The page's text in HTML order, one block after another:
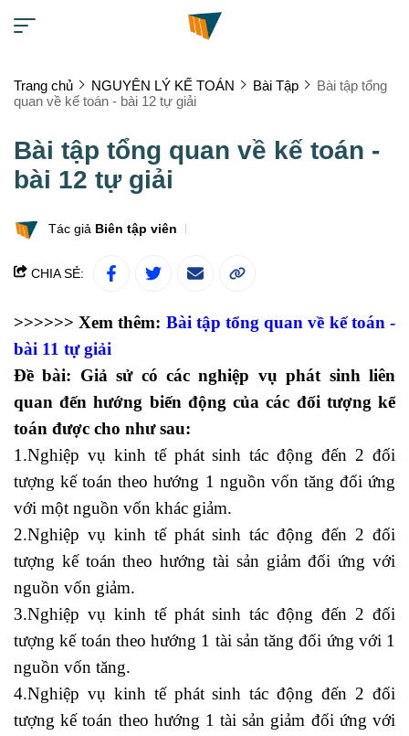
Trang chủ NGUYÊN LÝ KẾ TOÁN Bài Tập
Bài tập tổng
quan về kế toán - bài 12 tự giải
Bài tập tổng quan về kế toán -
bài 12 tự giải
Tác giả Biên tập viên
CHIA SẺ:
>>>>>> Xem thêm: Bài tập tổng quan về kế toán -
bài 11 tự giải
Đề bài: Giả sử có các nghiệp vụ phát sinh liên
quan đến hướng biến động của các đối tượng kế
toán được cho như sau:
1.Nghiệp vụ kinh tế phát sinh tác động đến 2 đối
tượng kế toán theo hướng 1 nguồn vốn tăng đối ứng
với một nguồn vốn khác giảm.
2.Nghiệp vụ kinh tế phát sinh tác động đến 2 đối
tượng kế toán theo hướng tài sản giảm đối ứng với
nguồn vốn giảm.
3.Nghiệp vụ kinh tế phát sinh tác động đến 2 đối
tượng kế toán theo hướng 1 tài sản tăng đối ứng với 1
nguồn vốn tăng.
4.Nghiệp vụ kinh tế phát sinh tác động đến 2 đối
tượng kế toán theo hướng 1 tài sản giảm đối ứng với